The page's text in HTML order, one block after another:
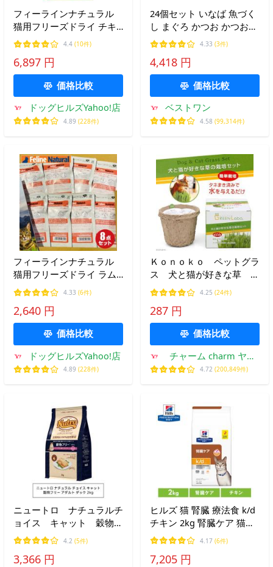
フィーラインナチュラル
猫用フリーズドライ チキ
ン＆ラム320g（100％ナチ
ュラル生食キャットフード
猫用総合栄養食
FelineNatural K020）
4.4 (10件)
6,897 円
価格比較
ドッグヒルズYahoo!店
4.89 (228件)
24個セット いなば 魚づく
し まぐろ かつお かつお節
入り 60g×3袋入
4.33 (3件)
4,418 円
価格比較
ベストワン
4.58 (99,314件)
フィーラインナチュラル
猫用フリーズドライ ラム
＆サーモンフィースト
10g×8袋セット お試しパッ
ク（100％ナチュラル生食
キャットフード）
FelineNatural
4.33 (6件)
2,640 円
価格比較
ドッグヒルズYahoo!店
4.89 (228件)
Ｋｏｎｏｋｏ ペットグラ
ス 犬と猫が好きな草 栽
培セット 猫草
4.25 (24件)
287 円
価格比較
チャーム charm ヤフ
ー店
4.72 (200,849件)
ニュートロ ナチュラルチ
ョイス キャット 穀物フ
リー アダルト ダック
2kg（NC172）
4.2 (5件)
3,366 円
ヒルズ 猫 腎臓 療法食 k/d
チキン 2kg 腎臓ケア 猫用
キャットフード
4.17 (6件)
7,205 円